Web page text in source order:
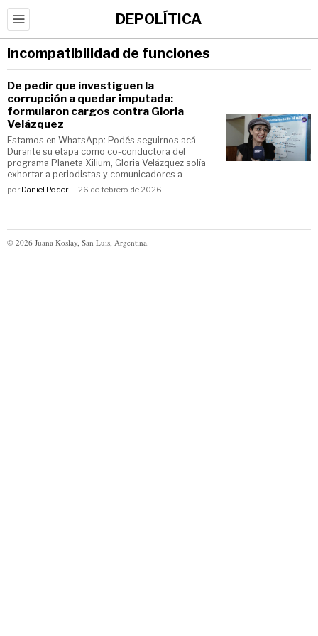
DEPOLÍTICA
incompatibilidad de funciones
De pedir que investiguen la
corrupción a quedar imputada:
formularon cargos contra Gloria
Velázquez
Estamos en WhatsApp: Podés seguirnos acá
Durante su etapa como co-conductora del
programa Planeta Xilium, Gloria Velázquez solía
exhortar a periodistas y comunicadores a
por Daniel Poder 26 de febrero de 2026
© 2026 Juana Koslay, San Luis, Argentina.